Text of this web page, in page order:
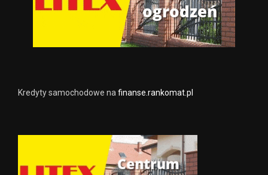
Kredyty samochodowe nafinanse.rankomat.pl